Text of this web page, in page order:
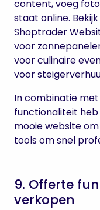
content, voeg
staat online.
Shoptrader
voor
voor culinaire
voor
In combinatie
functionaliteit heb
mooie website
tools om snel
9. Offerte
verkopen